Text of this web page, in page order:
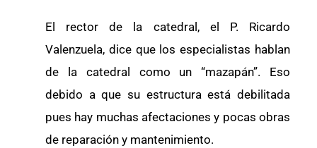
El rector de la catedral, el P. Ricardo
Valenzuela, dice que los especialistas hablan
de la catedral como un “mazapán”. Eso
debido a que su estructura está debilitada
pues hay muchas afectaciones y pocas obras
de reparación y mantenimiento.